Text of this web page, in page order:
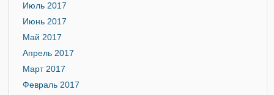
Июль 2017
Июнь 2017
Май 2017
Апрель 2017
Март 2017
Февраль 2017